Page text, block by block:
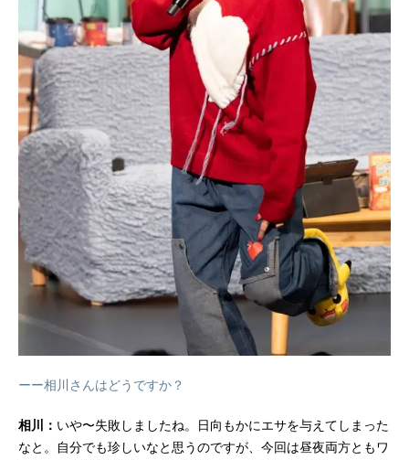
ーー相川さんはどうですか？
相川： いや〜失敗しましたね。日向もかにエサを与えてしまった
なと。自分でも珍しいなと思うのですが、今回は昼夜両方ともワ